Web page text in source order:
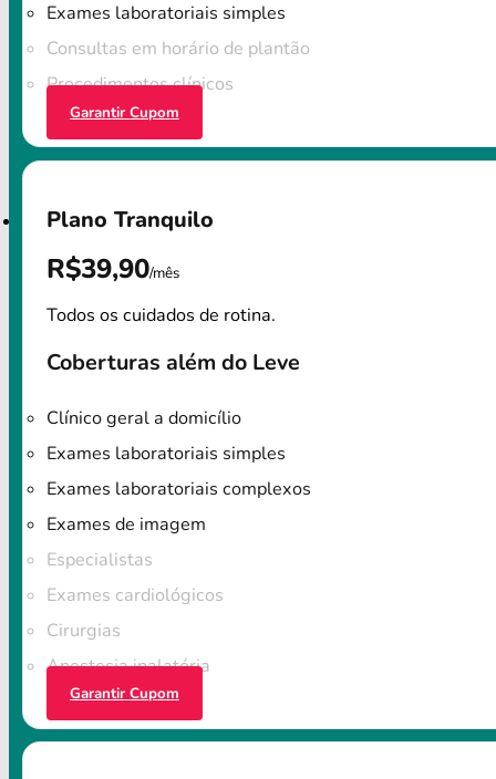
Exames laboratoriais simples
Consultas em horário de plantão
Procedimentos clínicos
Garantir Cupom
Plano Tranquilo
R$39,90/mês
Todos os cuidados de rotina.
Coberturas além do Leve
Clínico geral a domicílio
Exames laboratoriais simples
Exames laboratoriais complexos
Exames de imagem
Especialistas
Exames cardiológicos
Cirurgias
Anestesia inalatória
Garantir Cupom